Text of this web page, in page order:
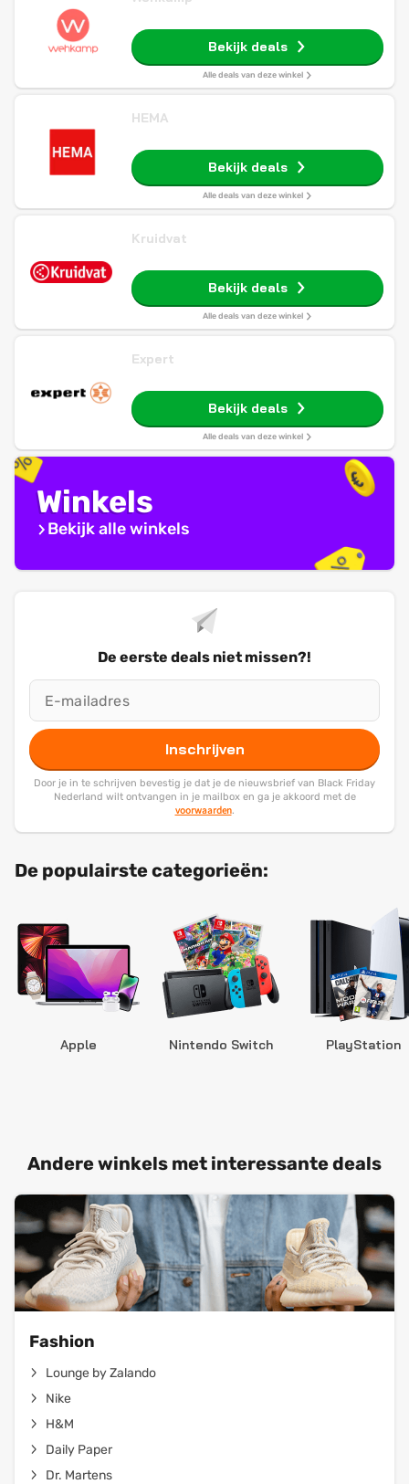
Bekijk deals
Alle deals van deze winkel
HEMA
Bekijk deals
Alle deals van deze winkel
Kruidvat
Bekijk deals
Alle deals van deze winkel
Expert
Bekijk deals
Alle deals van deze winkel
Winkels
Bekijk alle winkels
De eerste deals niet missen?!
Inschrijven
Door je in te schrijven bevestig je dat je de nieuwsbrief van Black Friday
Nederland wilt ontvangen in je mailbox en ga je akkoord met de
voorwaarden.
De populairste categorieën:
Apple Nintendo Switch PlayStation
Andere winkels met interessante deals
Fashion
Lounge by Zalando
Nike
H&M
Daily Paper
Dr. Martens